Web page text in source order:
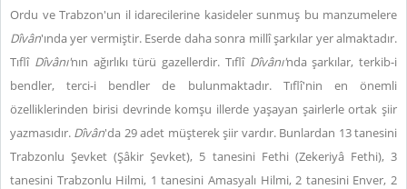
Ordu ve Trabzon'un il idarecilerine kasideler sunmuş bu manzumelere
Dîvân'ında yer vermiştir. Eserde daha sonra millî şarkılar yer almaktadır.
Tıflî Dîvânı'nın ağırlıkı türü gazellerdir. Tıflî Dîvânı'nda şarkılar, terkib-i
bendler, terci-i bendler de bulunmaktadır. Tıflî'nin en önemli
özelliklerinden birisi devrinde komşu illerde yaşayan şairlerle ortak şiir
yazmasıdır. Dîvân'da 29 adet müşterek şiir vardır. Bunlardan 13 tanesini
Trabzonlu Şevket (Şâkir Şevket), 5 tanesini Fethi (Zekeriyâ Fethi), 3
tanesini Trabzonlu Hilmi, 1 tanesini Amasyalı Hilmi, 2 tanesini Enver, 2